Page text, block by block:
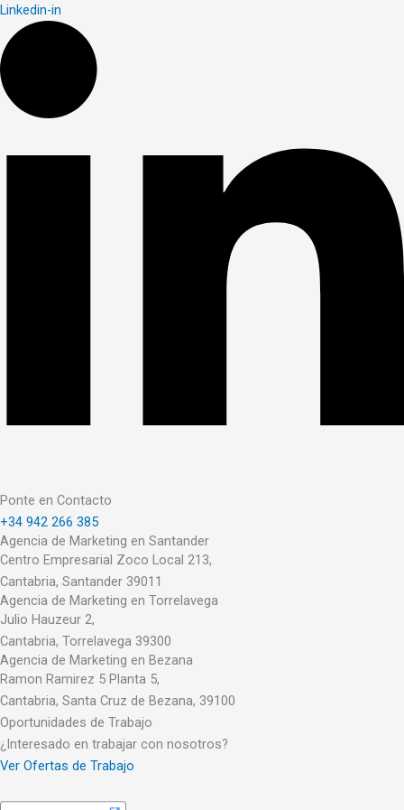
Linkedin-in
Ponte en Contacto
+34 942 266 385
Agencia de Marketing en Santander
Centro Empresarial Zoco Local 213,
Cantabria, Santander 39011
Agencia de Marketing en Torrelavega
Julio Hauzeur 2,
Cantabria, Torrelavega 39300
Agencia de Marketing en Bezana
Ramon Ramirez 5 Planta 5,
Cantabria, Santa Cruz de Bezana, 39100
Oportunidades de Trabajo
¿Interesado en trabajar con nosotros?
Ver Ofertas de Trabajo